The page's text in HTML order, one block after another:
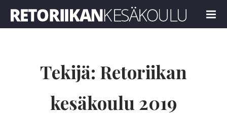
MENU
Tekijä: Retoriikan
kesäkoulu 2019